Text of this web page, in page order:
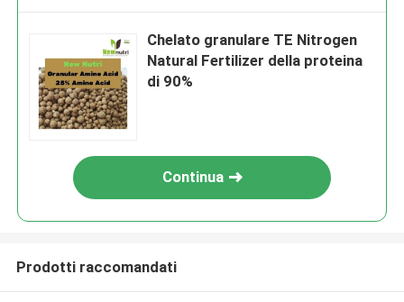
Chelato granulare TE Nitrogen
Natural Fertilizer della proteina
di 90%
Continua
Prodotti raccomandati